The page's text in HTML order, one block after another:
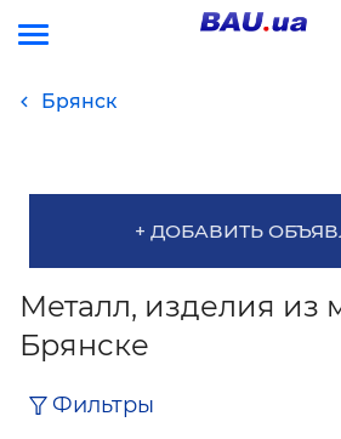
Брянск
+ ДОБАВИТЬ
Металл, изделия из
Брянске
Фильтры